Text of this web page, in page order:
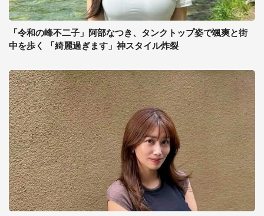
「令和の峰不二子」阿部なつき、タンクトップ姿で颯爽と街
中を歩く 「綺麗過ぎます」神スタイル炸裂